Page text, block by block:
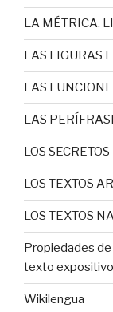
LA MÉTRICA.
LAS FIGURAS
LAS
LAS
LOS
LOS TEXTOS
LOS TEXTOS
Propiedades
texto
Wikilengua